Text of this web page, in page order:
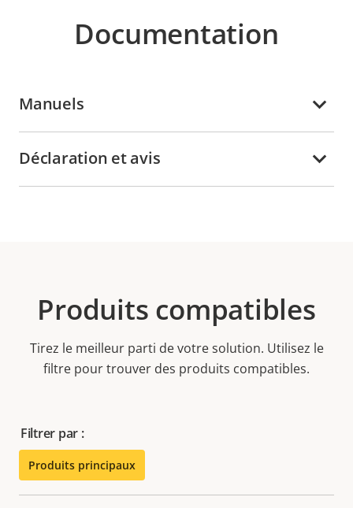
Documentation
Manuels
Déclaration et avis
Produits compatibles
Tirez le meilleur parti de votre solution. Utilisez le
filtre pour trouver des produits compatibles.
Filtrer par :
Produits principaux